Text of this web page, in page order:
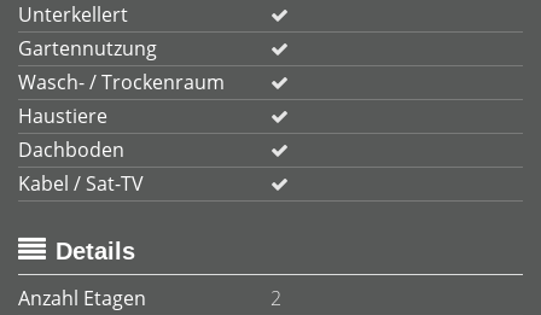
Unterkellert
Gartennutzung
Wasch- / Trockenraum
Haustiere
Dachboden
Kabel / Sat-TV
Details
Anzahl Etagen
2